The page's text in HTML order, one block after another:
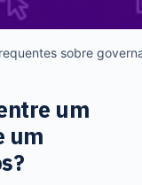
sobre
um
um